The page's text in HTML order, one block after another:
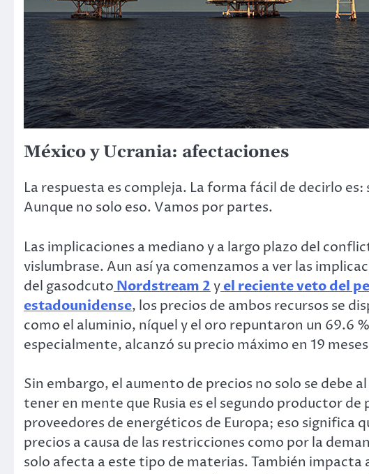
México y Ucrania: afectaciones
La respuesta es compleja. La forma fácil de decirlo
Aunque no solo eso. Vamos por partes.
Las implicaciones a mediano y a largo plazo del
vislumbrase. Aun así ya comenzamos a ver las
del gasodcuto Nordstream 2yel reciente veto del
estadounidense, los precios de ambos recursos se
como el aluminio, níquel y el oro repuntaron un 69.6
especialmente, alcanzó su precio máximo en 19
Sin embargo, el aumento de precios no solo se debe
tener en mente que Rusia es el segundo productor
proveedores de energéticos de Europa; eso significa
precios a causa de las restricciones como por la
solo afecta a este tipo de materias. También impacta